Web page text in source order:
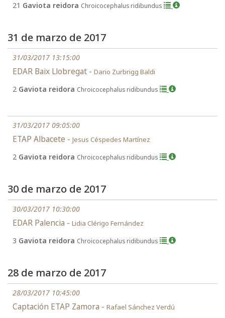
21 Gaviota reidora Chroicocephalus ridibundus
31 de marzo de 2017
31/03/2017 13:15:00
EDAR Baix Llobregat - Dario Zurbrigg Baldi
2 Gaviota reidora Chroicocephalus ridibundus
31/03/2017 09:05:00
ETAP Albacete - Jesus Céspedes Martínez
2 Gaviota reidora Chroicocephalus ridibundus
30 de marzo de 2017
30/03/2017 10:30:00
EDAR Palencia - Lidia Clérigo Fernández
3 Gaviota reidora Chroicocephalus ridibundus
28 de marzo de 2017
28/03/2017 10:45:00
Captación ETAP Zamora - Rafael Sánchez Verdú